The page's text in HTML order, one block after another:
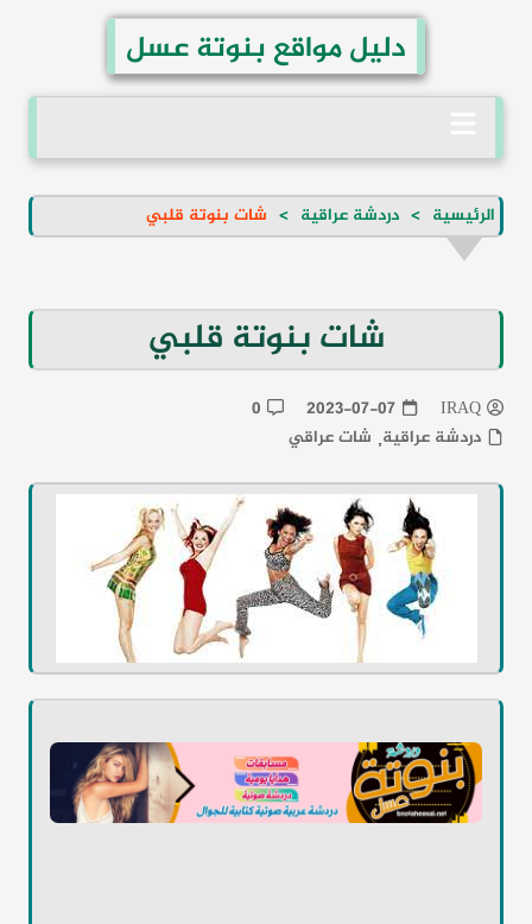
دليل مواقع بنوتة عسل
الرئيسية دردشة عراقية شات بنوتة قلبي
شات بنوتة قلبي
IRAQ
2023-07-07
0
دردشة عراقية شات عراقي